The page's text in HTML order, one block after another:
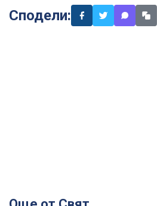
Сподели: